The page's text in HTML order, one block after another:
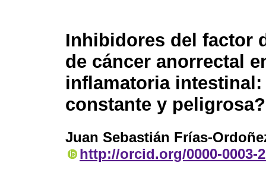
Inhibidores del factor
de cáncer anorrectal
inflamatoria
constante y peligrosa?
Juan Sebastián Frías-
http://orcid.org/0000-0003-